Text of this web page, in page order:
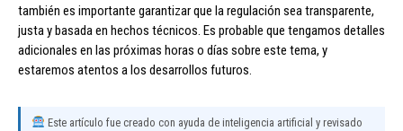
también es importante garantizar que la regulación sea transparente,
justa y basada en hechos técnicos. Es probable que tengamos detalles
adicionales en las próximas horas o días sobre este tema, y
estaremos atentos a los desarrollos futuros.
Este artículo fue creado con ayuda de inteligencia artificial y revisado